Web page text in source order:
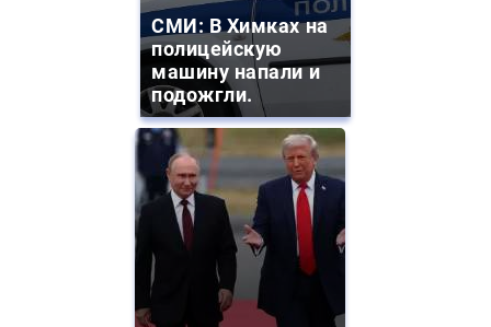
СМИ: В Химках на
полицейскую
машину напали и
подожгли.